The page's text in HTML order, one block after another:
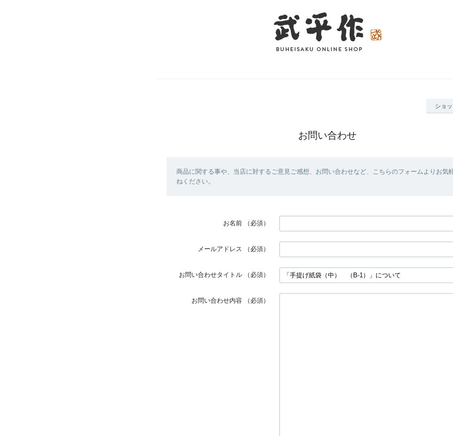
ショ
お問い合わせ
商品に関する事や、当店に対するご意見ご感想、お問い合わせなど、こちらのフォームよりお気
ねください。
お名前 （必須）
メールアドレス （必須）
お問い合わせタイトル （必須）
お問い合わせ内容 （必須）